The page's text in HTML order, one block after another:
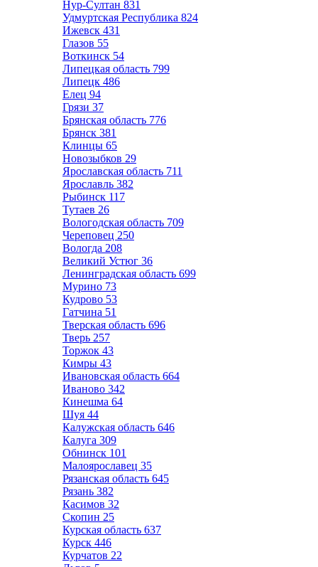
Нур-Султан 831
Удмуртская Республика 824
Ижевск 431
Глазов 55
Воткинск 54
Липецкая область 799
Липецк 486
Елец 94
Грязи 37
Брянская область 776
Брянск 381
Клинцы 65
Новозыбков 29
Ярославская область 711
Ярославль 382
Рыбинск 117
Тутаев 26
Вологодская область 709
Череповец 250
Вологда 208
Великий Устюг 36
Ленинградская область 699
Мурино 73
Кудрово 53
Гатчина 51
Тверская область 696
Тверь 257
Торжок 43
Кимры 43
Ивановская область 664
Иваново 342
Кинешма 64
Шуя 44
Калужская область 646
Калуга 309
Обнинск 101
Малоярославец 35
Рязанская область 645
Рязань 382
Касимов 32
Скопин 25
Курская область 637
Курск 446
Курчатов 22